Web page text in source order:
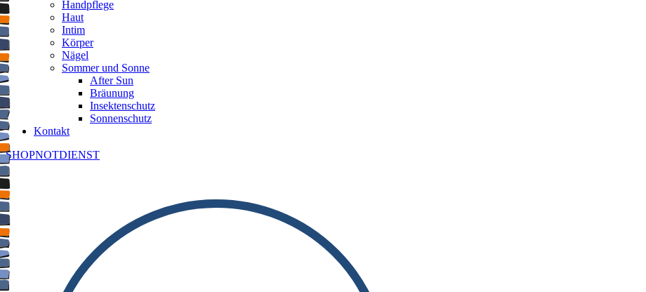
Handpflege
Haut
Intim
Körper
Nägel
Sommer und Sonne
After Sun
Bräunung
Insektenschutz
Sonnenschutz
Kontakt
SHOPNOTDIENST